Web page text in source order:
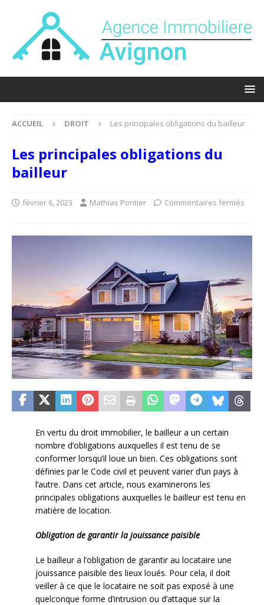
ACCUEIL DROIT Les principales obligations du bailleur
Les principales obligations du
bailleur
février 6, 2023 Mathias Pontier Commentaires fermés
En vertu du droit immobilier, le bailleur a un certain
nombre d’obligations auxquelles il est tenu de se
conformer lorsqu’il loue un bien. Ces obligations sont
définies par le Code civil et peuvent varier d’un pays à
l’autre. Dans cet article, nous examinerons les
principales obligations auxquelles le bailleur est tenu en
matière de location.
Obligation de garantir la jouissance paisible
Le bailleur a l’obligation de garantir au locataire une
jouissance paisible des lieux loués. Pour cela, il doit
veiller à ce que le locataire ne soit pas exposé à une
quelconque forme d’intrusion ou d’attaque sur la